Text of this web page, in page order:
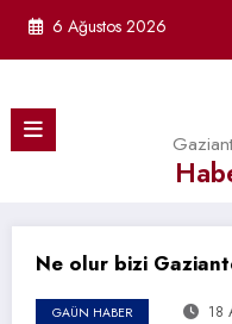
6 Ağustos 2026
Ne olur bizi
GAÜN HABER 18